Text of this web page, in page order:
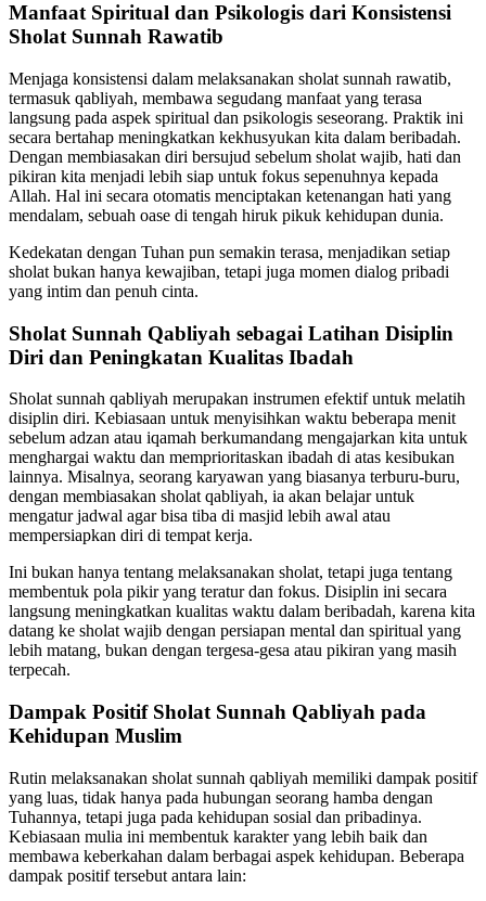
Manfaat Spiritual dan Psikologis dari Konsistensi
Sholat Sunnah Rawatib
Menjaga konsistensi dalam melaksanakan sholat sunnah rawatib,
termasuk qabliyah, membawa segudang manfaat yang terasa
langsung pada aspek spiritual dan psikologis seseorang. Praktik ini
secara bertahap meningkatkan kekhusyukan kita dalam beribadah.
Dengan membiasakan diri bersujud sebelum sholat wajib, hati dan
pikiran kita menjadi lebih siap untuk fokus sepenuhnya kepada
Allah. Hal ini secara otomatis menciptakan ketenangan hati yang
mendalam, sebuah oase di tengah hiruk pikuk kehidupan dunia.
Kedekatan dengan Tuhan pun semakin terasa, menjadikan setiap
sholat bukan hanya kewajiban, tetapi juga momen dialog pribadi
yang intim dan penuh cinta.
Sholat Sunnah Qabliyah sebagai Latihan Disiplin
Diri dan Peningkatan Kualitas Ibadah
Sholat sunnah qabliyah merupakan instrumen efektif untuk melatih
disiplin diri. Kebiasaan untuk menyisihkan waktu beberapa menit
sebelum adzan atau iqamah berkumandang mengajarkan kita untuk
menghargai waktu dan memprioritaskan ibadah di atas kesibukan
lainnya. Misalnya, seorang karyawan yang biasanya terburu-buru,
dengan membiasakan sholat qabliyah, ia akan belajar untuk
mengatur jadwal agar bisa tiba di masjid lebih awal atau
mempersiapkan diri di tempat kerja.
Ini bukan hanya tentang melaksanakan sholat, tetapi juga tentang
membentuk pola pikir yang teratur dan fokus. Disiplin ini secara
langsung meningkatkan kualitas waktu dalam beribadah, karena kita
datang ke sholat wajib dengan persiapan mental dan spiritual yang
lebih matang, bukan dengan tergesa-gesa atau pikiran yang masih
terpecah.
Dampak Positif Sholat Sunnah Qabliyah pada
Kehidupan Muslim
Rutin melaksanakan sholat sunnah qabliyah memiliki dampak positif
yang luas, tidak hanya pada hubungan seorang hamba dengan
Tuhannya, tetapi juga pada kehidupan sosial dan pribadinya.
Kebiasaan mulia ini membentuk karakter yang lebih baik dan
membawa keberkahan dalam berbagai aspek kehidupan. Beberapa
dampak positif tersebut antara lain: